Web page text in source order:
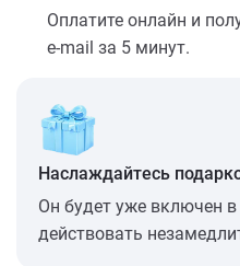
Оплатите онлайн и
e-mail за 5 минут.
Наслаждайтесь
Он будет уже включен
действовать